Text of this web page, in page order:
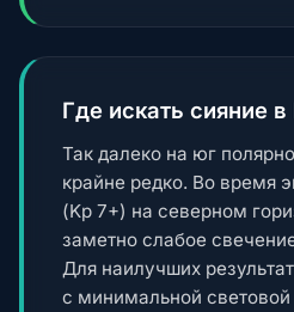
Где искать сияние в
Так далеко на юг
крайне редко. Во время
(Kp 7+) на северном
заметно слабое
Для наилучших
с минимальной световой